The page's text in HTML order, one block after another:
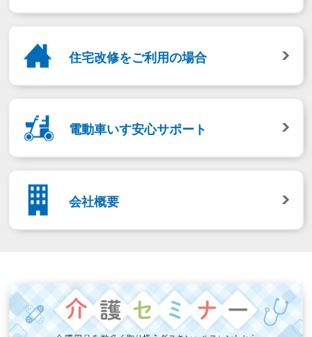
住宅改修をご利用の場合
電動車いす安心サポート
会社概要